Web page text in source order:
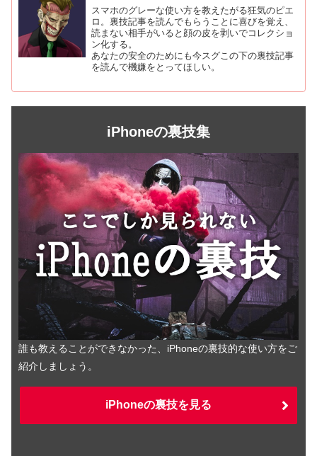
スマホのグレーな使い方を教えたがる狂気のピエ
ロ。裏技記事を読んでもらうことに喜びを覚え、
読まない相手がいると顔の皮を剥いでコレクショ
ン化する。
あなたの安全のためにも今スグこの下の裏技記事
を読んで機嫌をとってほしい。
iPhoneの裏技集
誰も教えることができなかった、iPhoneの裏技的な使い方をご
紹介しましょう。
iPhoneの裏技を見る